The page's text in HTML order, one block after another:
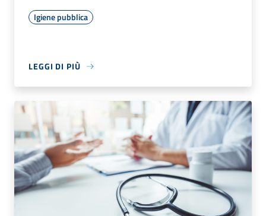
Igiene pubblica
LEGGI DI PIÙ